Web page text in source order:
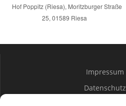
Hof Poppitz (Riesa), Moritzburger Straße
25, 01589 Riesa
Impressum
Datenschutz